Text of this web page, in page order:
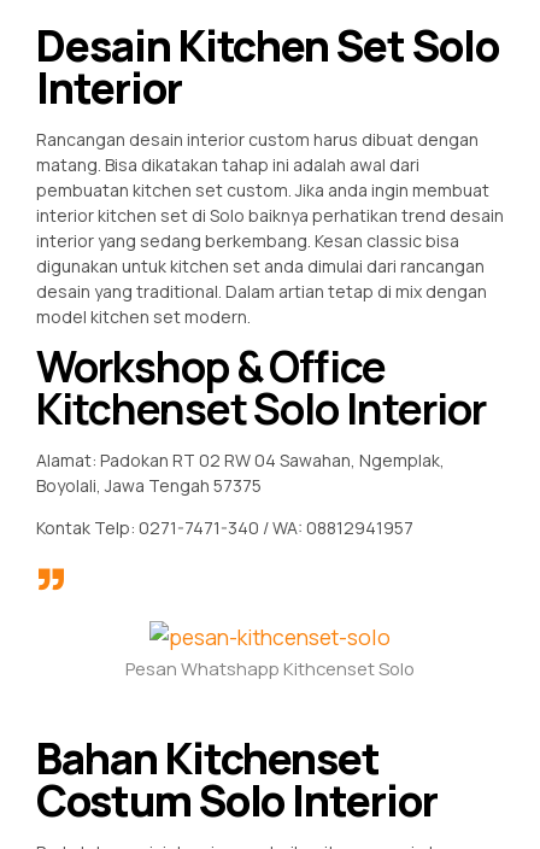
Desain Kitchen Set Solo
Interior
Rancangan desain interior custom harus dibuat dengan
matang. Bisa dikatakan tahap ini adalah awal dari
pembuatan kitchen set custom. Jika anda ingin membuat
interior kitchen set di Solo baiknya perhatikan trend desain
interior yang sedang berkembang. Kesan classic bisa
digunakan untuk kitchen set anda dimulai dari rancangan
desain yang traditional. Dalam artian tetap di mix dengan
model kitchen set modern.
Workshop & Office
Kitchenset Solo Interior
Alamat: Padokan RT 02 RW 04 Sawahan, Ngemplak,
Boyolali, Jawa Tengah 57375
Kontak Telp: 0271-7471-340 / WA: 08812941957
Pesan Whatshapp Kithcenset Solo
Bahan Kitchenset
Costum Solo Interior